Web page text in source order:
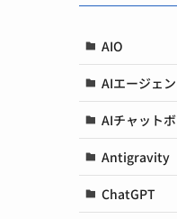
AIO
AIエージェ
AIチャット
Antigravity
ChatGPT